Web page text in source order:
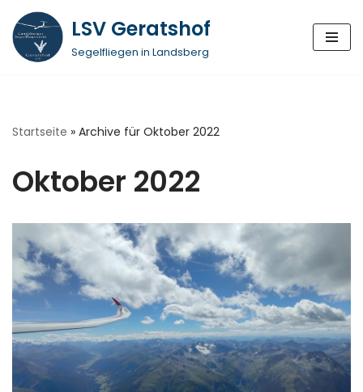
Zum
Inhalt
LSV Geratshof
Segelfliegen in Landsberg
Startseite » Archive für Oktober 2022
Oktober 2022